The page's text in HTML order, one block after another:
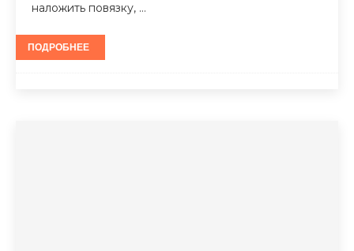
наложить повязку, …
ПОДРОБНЕЕ